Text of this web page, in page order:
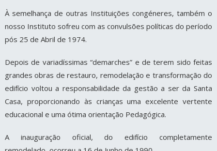
À semelhança de outras Instituições congéneres, também o
nosso Instituto sofreu com as convulsões políticas do período
pós 25 de Abril de 1974.
Depois de variadíssimas “demarches” e de terem sido feitas
grandes obras de restauro, remodelação e transformação do
edifício voltou a responsabilidade da gestão a ser da Santa
Casa, proporcionando às crianças uma excelente vertente
educacional e uma ótima orientação Pedagógica.
A inauguração oficial, do edifício completamente